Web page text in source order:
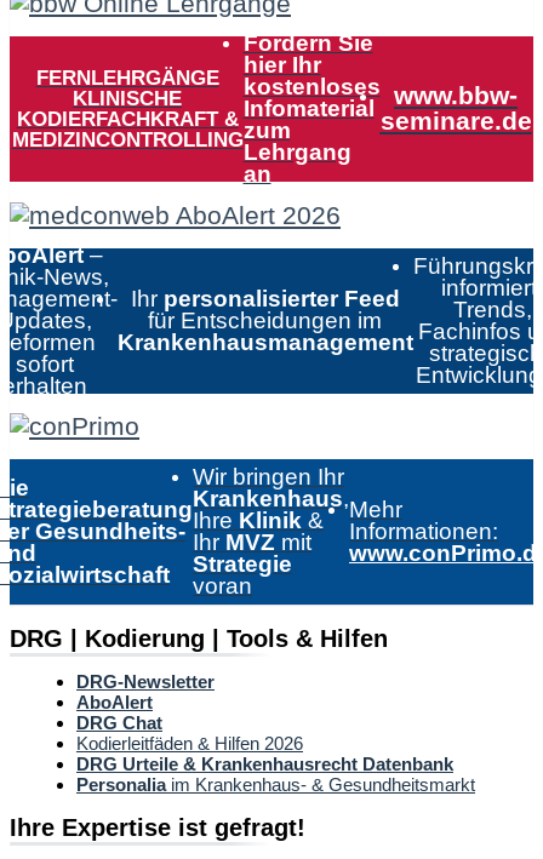
FERNLEHRGÄNGE
KLINISCHE
KODIERFACHKRAFT &
MEDIZINCONTROLLING
Fordern Sie
hier Ihr
kostenloses
Infomaterial
zum
Lehrgang
an
www.bbw-
seminare.de
–
News,
sofort
erhalten
Ihr personalisierter Feed
für Entscheidungen im
Krankenhausmanagement
informiert:
Trends,
Fachinfos
Gesundheits-
Wir bringen Ihr
Krankenhaus,
Ihre Klinik &
Ihr MVZ mit
Strategie
voran
Mehr
Informationen:
DRG | Kodierung | Tools & Hilfen
DRG-Newsletter
AboAlert
DRG Chat
Kodierleitfäden & Hilfen 2026
DRG Urteile & Krankenhausrecht Datenbank
Personaliaim Krankenhaus- & Gesundheitsmarkt
Ihre Expertise ist gefragt!